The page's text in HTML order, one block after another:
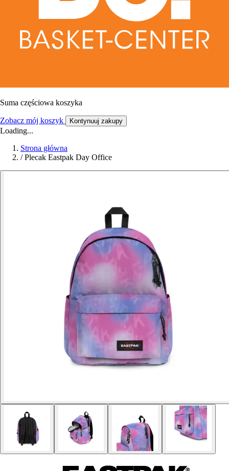
Suma częściowa koszyka
Zobacz mój koszyk Kontynuuj zakupy
Loading...
Strona główna
/ Plecak Eastpak Day Office